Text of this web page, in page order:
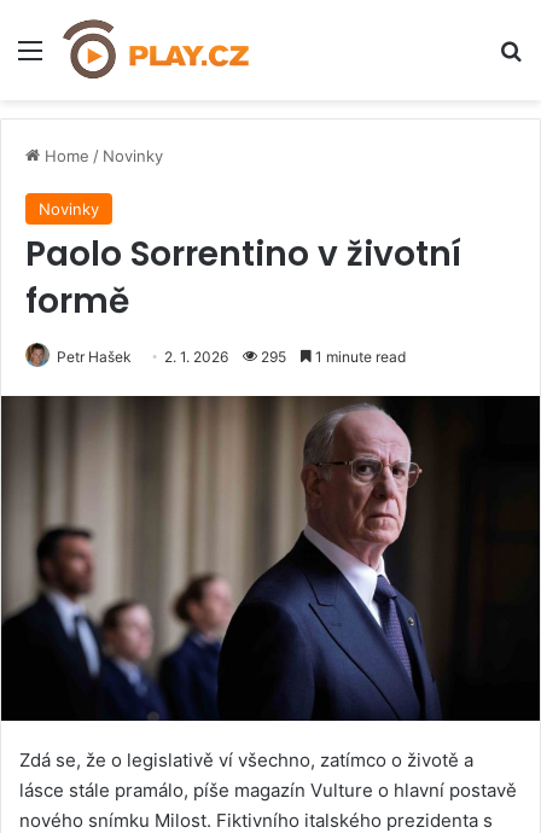
Menu
Home / Novinky
Novinky
Paolo Sorrentino v životní
formě
Petr Hašek 2. 1. 2026 295 1 minute read
Zdá se, že o legislativě ví všechno, zatímco o životě a
lásce stále pramálo, píše magazín Vulture o hlavní postavě
nového snímku Milost. Fiktivního italského prezidenta s